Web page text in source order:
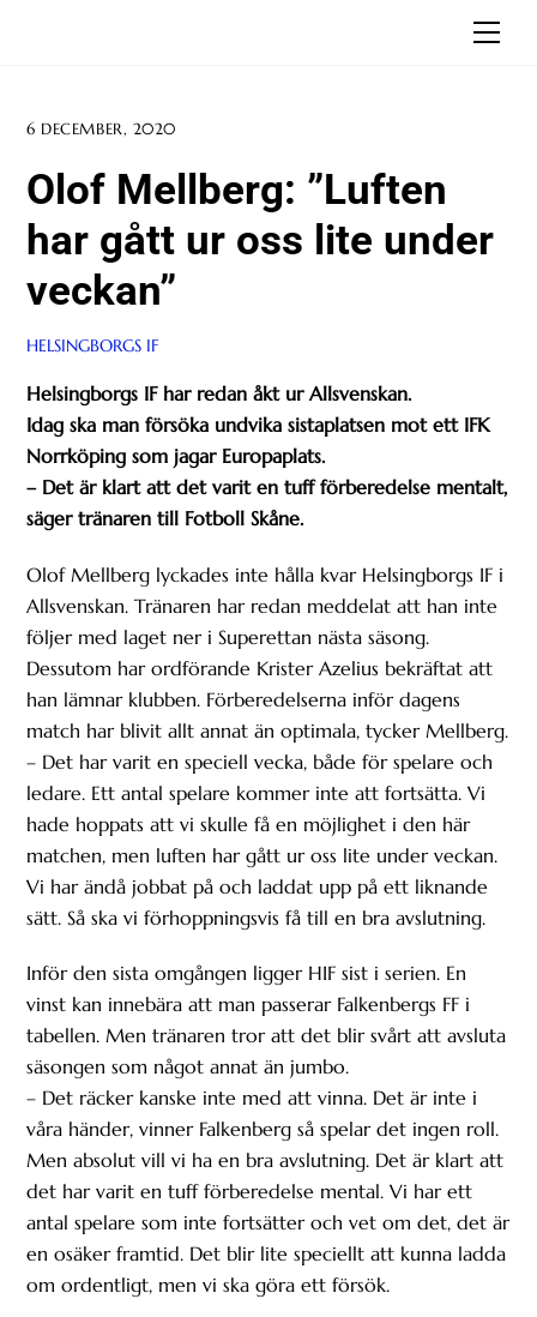
6 DECEMBER, 2020
Olof Mellberg: ”Luften
har gått ur oss lite under
veckan”
HELSINGBORGS IF
Helsingborgs IF har redan åkt ur Allsvenskan.
Idag ska man försöka undvika sistaplatsen mot ett IFK
Norrköping som jagar Europaplats.
– Det är klart att det varit en tuff förberedelse mentalt,
säger tränaren till Fotboll Skåne.
Olof Mellberg lyckades inte hålla kvar Helsingborgs IF i
Allsvenskan. Tränaren har redan meddelat att han inte
följer med laget ner i Superettan nästa säsong.
Dessutom har ordförande Krister Azelius bekräftat att
han lämnar klubben. Förberedelserna inför dagens
match har blivit allt annat än optimala, tycker Mellberg.
– Det har varit en speciell vecka, både för spelare och
ledare. Ett antal spelare kommer inte att fortsätta. Vi
hade hoppats att vi skulle få en möjlighet i den här
matchen, men luften har gått ur oss lite under veckan.
Vi har ändå jobbat på och laddat upp på ett liknande
sätt. Så ska vi förhoppningsvis få till en bra avslutning.
Inför den sista omgången ligger HIF sist i serien. En
vinst kan innebära att man passerar Falkenbergs FF i
tabellen. Men tränaren tror att det blir svårt att avsluta
säsongen som något annat än jumbo.
– Det räcker kanske inte med att vinna. Det är inte i
våra händer, vinner Falkenberg så spelar det ingen roll.
Men absolut vill vi ha en bra avslutning. Det är klart att
det har varit en tuff förberedelse mental. Vi har ett
antal spelare som inte fortsätter och vet om det, det är
en osäker framtid. Det blir lite speciellt att kunna ladda
om ordentligt, men vi ska göra ett försök.